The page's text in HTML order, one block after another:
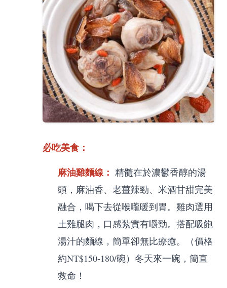
必吃美食：
麻油雞麵線： 精髓在於濃鬱香醇的湯
頭，麻油香、老薑辣勁、米酒甘甜完美
融合，喝下去從喉嚨暖到胃。雞肉選用
土雞腿肉，口感紮實有嚼勁。搭配吸飽
湯汁的麵線，簡單卻無比療癒。（價格
約NT$150-180/碗）冬天來一碗，簡直
救命！